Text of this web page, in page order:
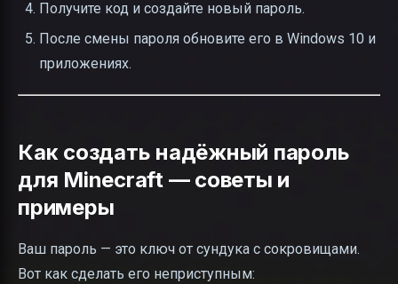
Получите код и создайте новый пароль.
После смены пароля обновите его в Windows 10 и
приложениях.
Как создать надёжный пароль
для Minecraft — советы и
примеры
Ваш пароль — это ключ от сундука с сокровищами.
Вот как сделать его неприступным: